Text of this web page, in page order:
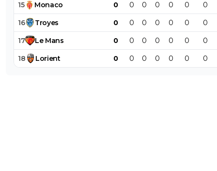
15 Monaco 0 0 0 0 0 0 0
16 Troyes 0 0 0 0 0 0 0
17 Le Mans 0 0 0 0 0 0 0
18 Lorient 0 0 0 0 0 0 0